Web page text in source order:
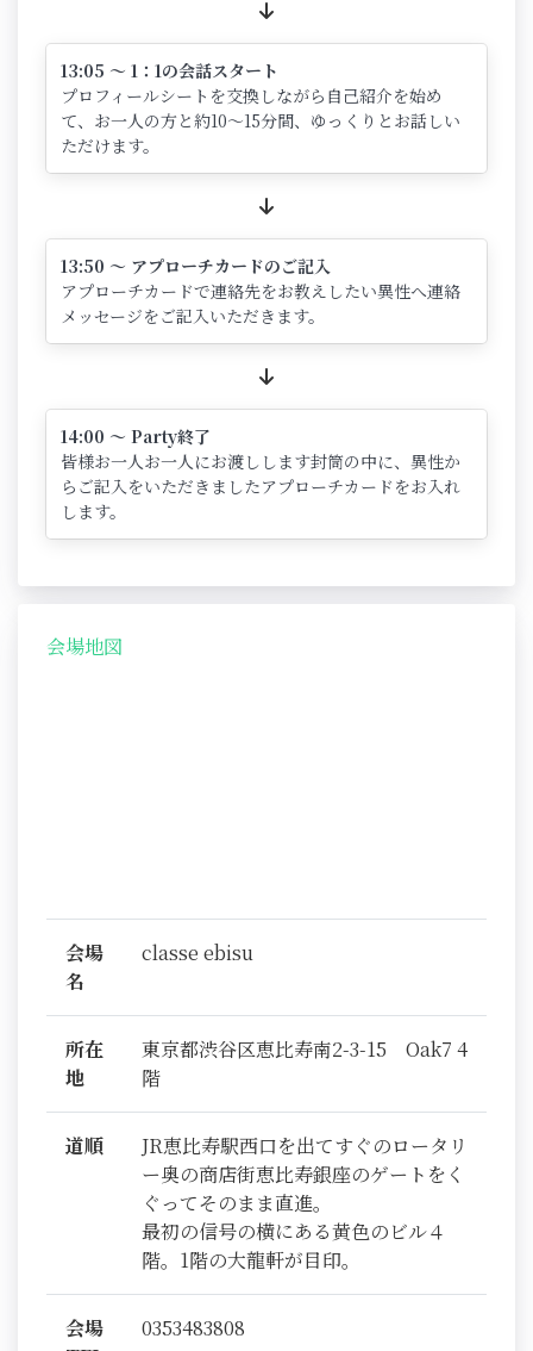
13:05 ～ 1：1の会話スタート
プロフィールシートを交換しながら自己紹介を始め
て、お一人の方と約10～15分間、ゆっくりとお話しい
ただけます。
13:50 ～ アプローチカードのご記入
アプローチカードで連絡先をお教えしたい異性へ連絡
メッセージをご記入いただきます。
14:00 ～ Party終了
皆様お一人お一人にお渡しします封筒の中に、異性か
らご記入をいただきましたアプローチカードをお入れ
します。
会場地図
会場
名
classe ebisu
所在
地
東京都渋谷区恵比寿南2-3-15 Oak7 4
階
道順
JR恵比寿駅西口を出てすぐのロータリ
ー奥の商店街恵比寿銀座のゲートをく
ぐってそのまま直進。
最初の信号の横にある黄色のビル４
階。1階の大龍軒が目印。
会場
0353483808